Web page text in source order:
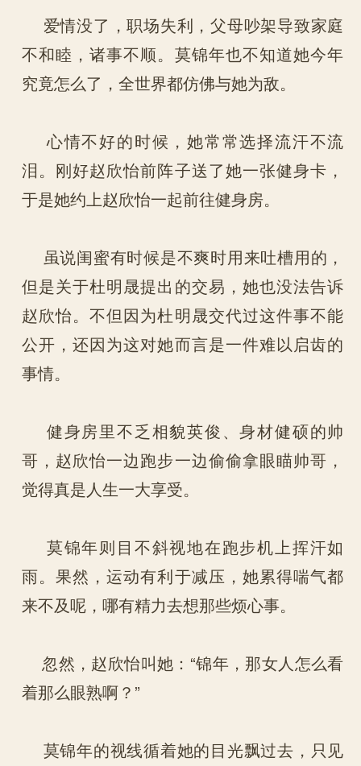
爱情没了，职场失利，父母吵架导致家庭
不和睦，诸事不顺。莫锦年也不知道她今年
究竟怎么了，全世界都仿佛与她为敌。
心情不好的时候，她常常选择流汗不流
泪。刚好赵欣怡前阵子送了她一张健身卡，
于是她约上赵欣怡一起前往健身房。
虽说闺蜜有时候是不爽时用来吐槽用的，
但是关于杜明晟提出的交易，她也没法告诉
赵欣怡。不但因为杜明晟交代过这件事不能
公开，还因为这对她而言是一件难以启齿的
事情。
健身房里不乏相貌英俊、身材健硕的帅
哥，赵欣怡一边跑步一边偷偷拿眼瞄帅哥，
觉得真是人生一大享受。
莫锦年则目不斜视地在跑步机上挥汗如
雨。果然，运动有利于减压，她累得喘气都
来不及呢，哪有精力去想那些烦心事。
忽然，赵欣怡叫她：“锦年，那女人怎么看
着那么眼熟啊？”
莫锦年的视线循着她的目光飘过去，只见